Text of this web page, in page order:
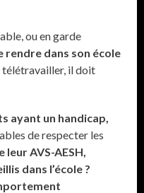
ou en garde
rendre dans son école
télétravailler, il doit
ayant un handicap,
de respecter les
leur AVS-AESH,
dans l’école ?